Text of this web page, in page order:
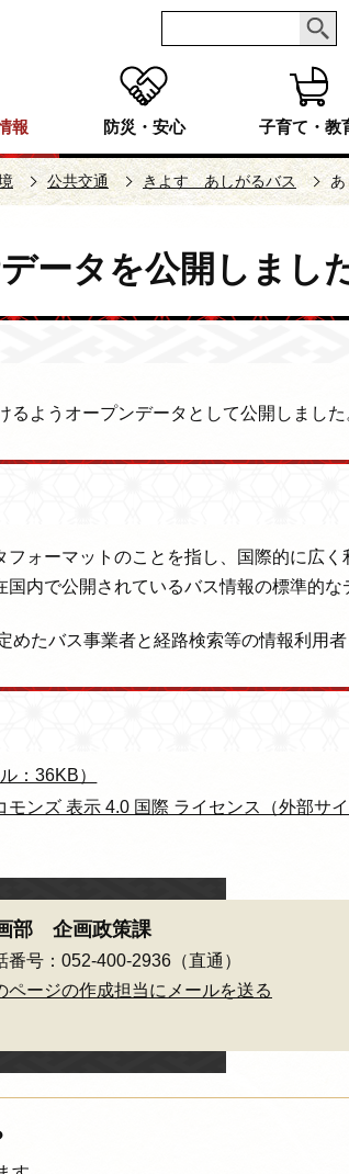
報 防災・安心 子育て・教
公共交通 きよす あしがるバス あ
ータを公開しまし
ようオープンデータとして公開しました
フォーマットのことを指し、国際的に広
内で公開されているバス情報の標準的な
たバス事業者と経路検索等の情報利用
：36KB）
モンズ 表示 4.0 国際 ライセンス（外部サ
部 企画政策課
番号：052-400-2936（直通）
ページの作成担当にメールを送る